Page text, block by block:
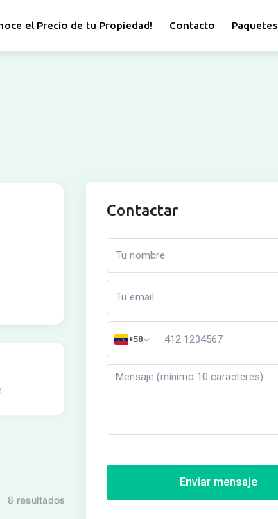
el Precio de tu Propiedad! Contacto Paquetes
8 resultados
Contactar
+58
Enviar mensaje